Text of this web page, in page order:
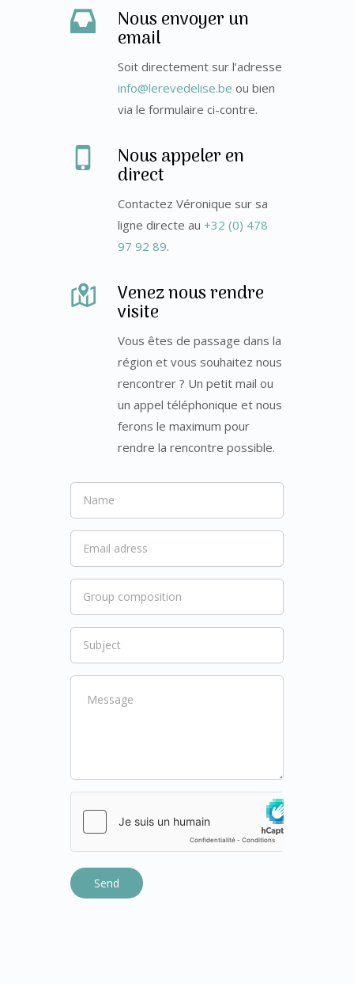
Nous envoyer un
email
Soit directement sur l’adresse
info@lerevedelise.be ou bien
via le formulaire ci-contre.
Nous appeler en
direct
Contactez Véronique sur sa
ligne directe au +32 (0) 478
97 92 89.
Venez nous rendre
visite
Vous êtes de passage dans la
région et vous souhaitez nous
rencontrer ? Un petit mail ou
un appel téléphonique et nous
ferons le maximum pour
rendre la rencontre possible.